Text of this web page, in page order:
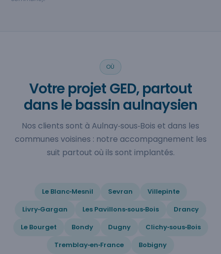
OÙ
Votre projet GED, partout
dans le bassin aulnaysien
Nos clients sont à Aulnay‑sous‑Bois et dans les
communes voisines : notre accompagnement les
suit partout où ils sont implantés.
Le Blanc‑Mesnil Sevran
Villepinte
Livry‑Gargan
Les Pavillons‑sous‑Bois
Drancy
Le Bourget
Bondy Dugny
Clichy‑sous‑Bois
Tremblay‑en‑France
Bobigny